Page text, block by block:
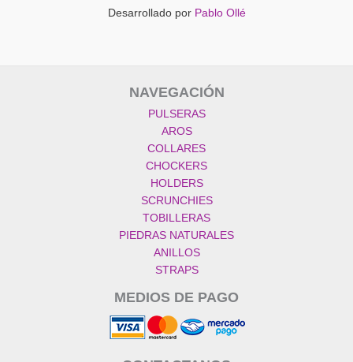
Desarrollado por Pablo Ollé
NAVEGACIÓN
PULSERAS
AROS
COLLARES
CHOCKERS
HOLDERS
SCRUNCHIES
TOBILLERAS
PIEDRAS NATURALES
ANILLOS
STRAPS
MEDIOS DE PAGO